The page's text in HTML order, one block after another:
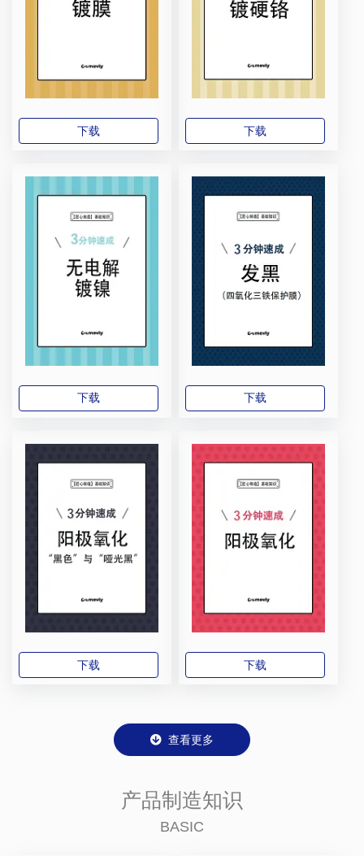
下载 下载
下载 下载
下载 下载
查看更多
产品制造知识
BASIC